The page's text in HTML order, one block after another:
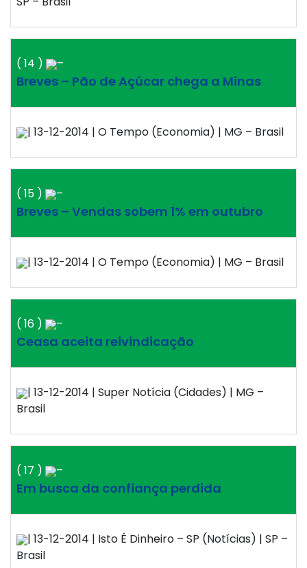
( 14 ) –
Breves – Pão de Açúcar chega a Minas
| 13-12-2014 | O Tempo (Economia) | MG – Brasil
( 15 ) –
Breves – Vendas sobem 1% em outubro
| 13-12-2014 | O Tempo (Economia) | MG – Brasil
( 16 ) –
Ceasa aceita reivindicação
| 13-12-2014 | Super Notícia (Cidades) | MG –
Brasil
( 17 ) –
Em busca da confiança perdida
| 13-12-2014 | Isto É Dinheiro – SP (Notícias) | SP –
Brasil